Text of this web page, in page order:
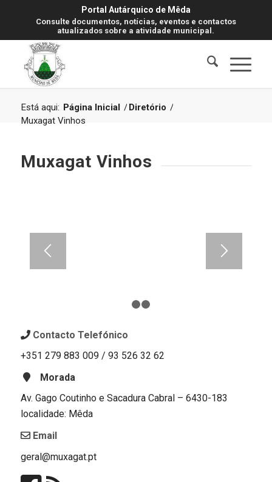
Portal Autárquico de Mêda
Consulte documentos, notícias, eventos e contactos
atualizados sobre a atividade municipal.
Está aqui: Página Inicial / Diretório /
Muxagat Vinhos
Muxagat Vinhos
Contacto Telefónico
+351 279 883 009 / 93 526 32 62
Morada
Av. Gago Coutinho e Sacadura Cabral – 6430-183
localidade: Mêda
Email
geral@muxagat.pt